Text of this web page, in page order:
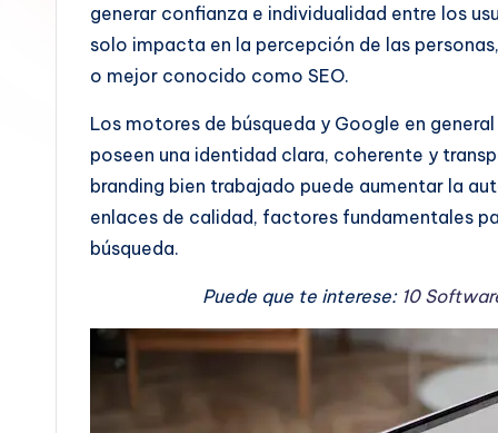
generar confianza e individualidad entre los
solo impacta en la percepción de las
o mejor conocido como SEO.
Los motores de búsqueda y Google en
poseen una identidad clara, coherente y
branding bien trabajado puede aumentar la
enlaces de calidad, factores fundamentales
búsqueda.
Puede que te interese: 10